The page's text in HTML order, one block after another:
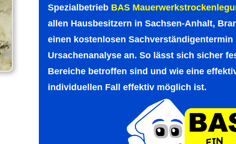
Spezial­betrieb BAS
allen Hausbe­sitzern in Sachsen-Anhalt,
einen kosten­losen Sachver­ständigen­termin
Ursachen­analyse an. So lässt sich sicher
Bereiche betroffen sind und wie eine
individuellen Fall effektiv möglich ist.